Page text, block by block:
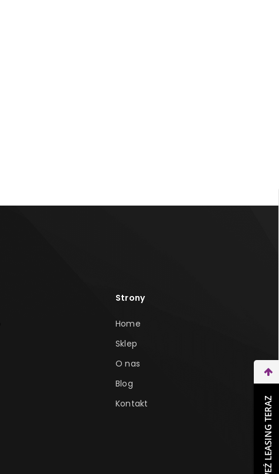
Strony
Home
Sklep
O nas
Blog
Kontakt
WEŹ LEASING TERAZ